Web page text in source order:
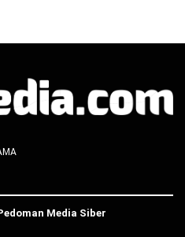
Media Siber